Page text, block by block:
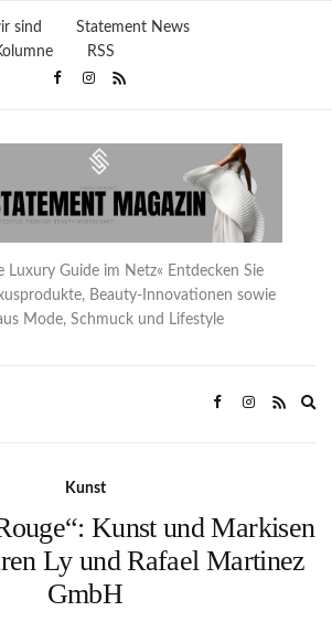
sind
Statement News
RSS
Luxury Guide im Netz« Entdecken Sie
Beauty-Innovationen sowie
aus Mode, Schmuck und Lifestyle
Kunst
Kunst und Markisen
Ly und Rafael Martinez
GmbH